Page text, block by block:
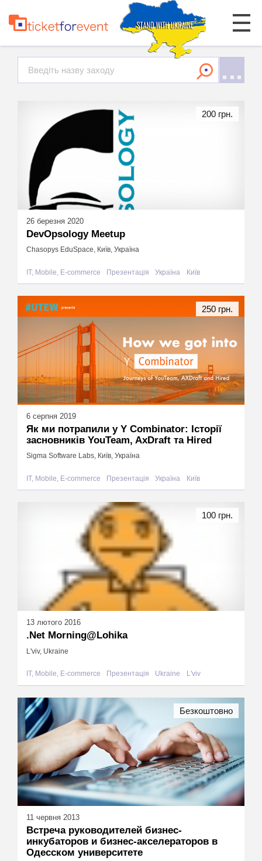
26 березня 2020
DevOpsology Meetup
Chasopys EduSpace, Київ, Україна
IT, Mobile, E-commerce Презентація Україна Київ
200 грн.
6 серпня 2019
Як ми потрапили у Y Combinator: Історії
засновників YouTeam, AxDraft та Hired
Sigma Software Labs, Київ, Україна
IT, Mobile, E-commerce Презентація Україна Київ
250 грн.
13 лютого 2016
.Net Morning@Lohika
L'viv, Ukraine
IT, Mobile, E-commerce Презентація Ukraine L'viv
100 грн.
11 червня 2013
Встреча руководителей бизнес-
инкубаторов и бизнес-акселераторов в
Одесском университете
Безкоштовно